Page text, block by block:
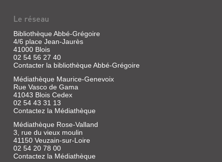
Le réseau
Bibliothèque Abbé-Grégoire
4/6 place Jean-Jaurès
41000 Blois
02 54 56 27 40
Contacter la bibliothèque Abbé-Grégoire
Médiathèque Maurice-Genevoix
Rue Vasco de Gama
41043 Blois Cedex
02 54 43 31 13
Contactez la Médiathèque
Médiathèque Rose-Valland
3, rue du vieux moulin
41150 Veuzain-sur-Loire
02 54 20 78 00
Contactez la Médiathèque